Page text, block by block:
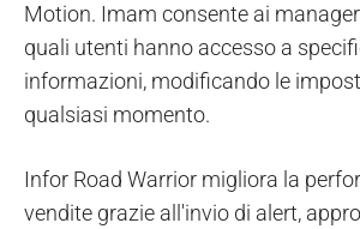
Motion. Imam consente ai
quali utenti hanno accesso a
informazioni, modificando le
qualsiasi momento.
Infor Road Warrior migliora la
vendite grazie all'invio di alert,